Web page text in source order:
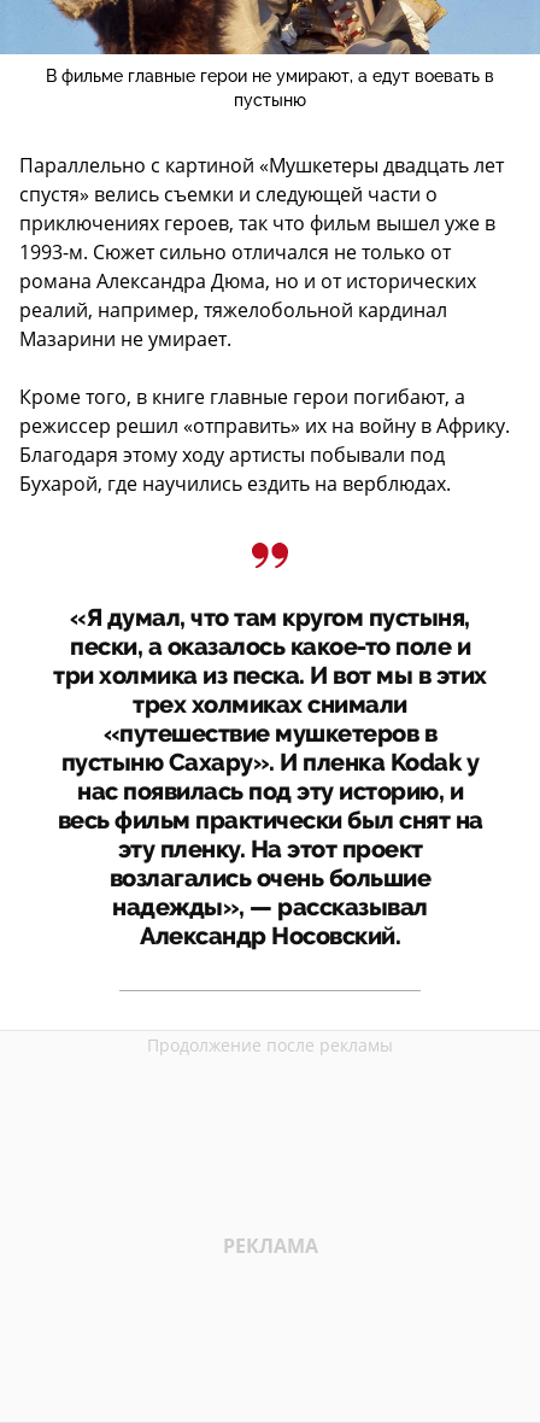
В фильме главные герои не умирают, а едут воевать в
пустыню
Параллельно с картиной «Мушкетеры двадцать лет
спустя» велись съемки и следующей части о
приключениях героев, так что фильм вышел уже в
1993-м. Сюжет сильно отличался не только от
романа Александра Дюма, но и от исторических
реалий, например, тяжелобольной кардинал
Мазарини не умирает.
Кроме того, в книге главные герои погибают, а
режиссер решил «отправить» их на войну в Африку.
Благодаря этому ходу артисты побывали под
Бухарой, где научились ездить на верблюдах.
«Я думал, что там кругом пустыня,
пески, а оказалось какое-то поле и
три холмика из песка. И вот мы в этих
трех холмиках снимали
«путешествие мушкетеров в
пустыню Сахару». И пленка Kodak у
нас появилась под эту историю, и
весь фильм практически был снят на
эту пленку. На этот проект
возлагались очень большие
надежды», — рассказывал
Александр Носовский.